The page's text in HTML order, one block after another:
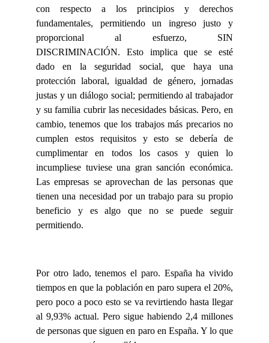
con respecto a los principios y derechos
fundamentales, permitiendo un ingreso justo y
proporcional al esfuerzo, SIN
DISCRIMINACIÓN. Esto implica que se esté
dado en la seguridad social, que haya una
protección laboral, igualdad de género, jornadas
justas y un diálogo social; permitiendo al trabajador
y su familia cubrir las necesidades básicas. Pero, en
cambio, tenemos que los trabajos más precarios no
cumplen estos requisitos y esto se debería de
cumplimentar en todos los casos y quien lo
incumpliese tuviese una gran sanción económica.
Las empresas se aprovechan de las personas que
tienen una necesidad por un trabajo para su propio
beneficio y es algo que no se puede seguir
permitiendo.
Por otro lado, tenemos el paro. España ha vivido
tiempos en que la población en paro supera el 20%,
pero poco a poco esto se va revirtiendo hasta llegar
al 9,93% actual. Pero sigue habiendo 2,4 millones
de personas que siguen en paro en España. Y lo que